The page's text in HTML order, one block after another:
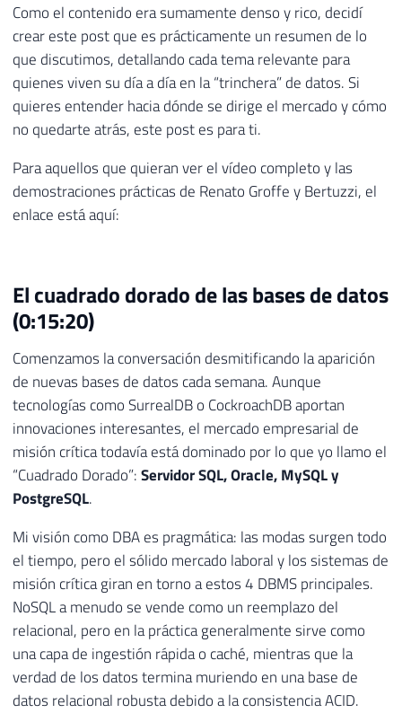
Como el contenido era sumamente denso y rico, decidí
crear este post que es prácticamente un resumen de lo
que discutimos, detallando cada tema relevante para
quienes viven su día a día en la “trinchera” de datos. Si
quieres entender hacia dónde se dirige el mercado y cómo
no quedarte atrás, este post es para ti.
Para aquellos que quieran ver el vídeo completo y las
demostraciones prácticas de Renato Groffe y Bertuzzi, el
enlace está aquí:
El cuadrado dorado de las bases de datos
(0:15:20)
Comenzamos la conversación desmitificando la aparición
de nuevas bases de datos cada semana. Aunque
tecnologías como SurrealDB o CockroachDB aportan
innovaciones interesantes, el mercado empresarial de
misión crítica todavía está dominado por lo que yo llamo el
“Cuadrado Dorado”:Servidor SQL, Oracle, MySQL y
PostgreSQL.
Mi visión como DBA es pragmática: las modas surgen todo
el tiempo, pero el sólido mercado laboral y los sistemas de
misión crítica giran en torno a estos 4 DBMS principales.
NoSQL a menudo se vende como un reemplazo del
relacional, pero en la práctica generalmente sirve como
una capa de ingestión rápida o caché, mientras que la
verdad de los datos termina muriendo en una base de
datos relacional robusta debido a la consistencia ACID.